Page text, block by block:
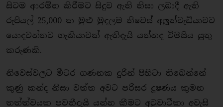
සිටම ආරම්භ කිරීමට සිදුව ඇති නිසා ලබාදී ඇති
රුපියල් 25,000 ක මුළු මුදලම නිවෙස් අලූත්වැඩියාවට
යොදවන්නට හැකියාවක් ඇතිදැයි යන්නද විමසිය යුතු
කරුණකි.
නිවෙස්වලට මීටර ගණනක දුරින් පිහිටා තිබෙන්නේ
කුණු කන්ද නිසා වත්ත අවට පරිසර දූෂණය කුමන
තත්ත්වයක පවතීදැයි යන්න කීමට අටුවාටීකා අවැසි